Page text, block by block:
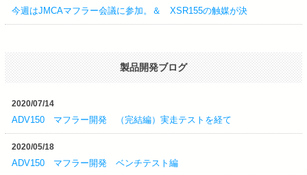
今週はJMCAマフラー会議に参加。＆ XSR155の触媒が決
製品開発ブログ
2020/07/14
ADV150 マフラー開発 （完結編）実走テストを経て
2020/05/18
ADV150 マフラー開発 ベンチテスト編